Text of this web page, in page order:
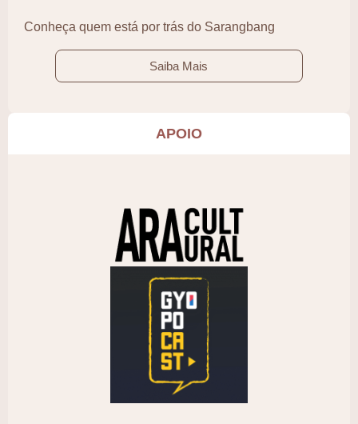
Conheça quem está por trás do Sarangbang
Saiba Mais
APOIO